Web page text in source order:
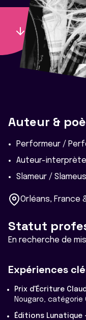
Auteur &
Performeur /
Auteur-
Slameur /
Orléans, France
Statut
En recherche de
Expériences
Prix d'Écriture
Nougaro, catégorie
Éditions Lunatique